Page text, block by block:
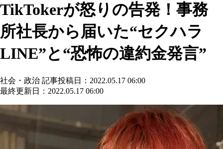
TikTokerが怒りの告発！事務
所社長から届いた“セクハラ
LINE”と“恐怖の違約金発言”
社会・政治 記事投稿日：2022.05.17 06:00
最終更新日：2022.05.17 06:00